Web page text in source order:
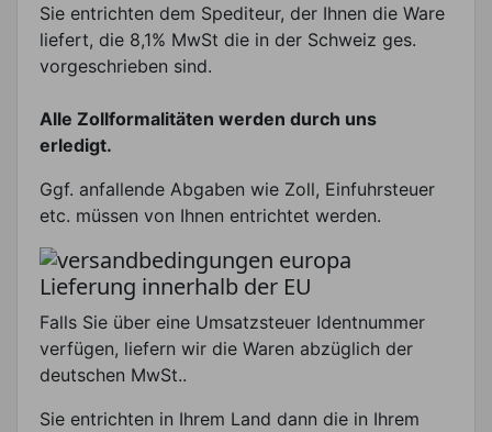
Sie entrichten dem Spediteur, der Ihnen die Ware
liefert, die 8,1% MwSt die in der Schweiz ges.
vorgeschrieben sind.
Alle Zollformalitäten werden durch uns
erledigt.
Ggf. anfallende Abgaben wie Zoll, Einfuhrsteuer
etc. müssen von Ihnen entrichtet werden.
Lieferung innerhalb der EU
Falls Sie über eine Umsatzsteuer Identnummer
verfügen, liefern wir die Waren abzüglich der
deutschen MwSt..
Sie entrichten in Ihrem Land dann die in Ihrem